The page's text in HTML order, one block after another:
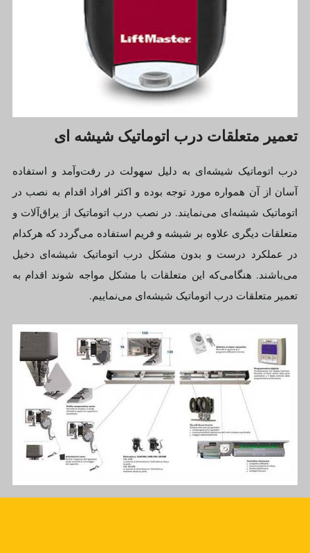
تعمیر متعلقات درب اتوماتیک شیشه ای
درب اتوماتیک شیشه‌ای به دلیل سهولت در رفت‌وآمد و استفاده
آسان از آن همواره مورد توجه بوده و اکثر افراد اقدام به نصب در
اتوماتیک شیشه‌ای می‌نمایند. در نصب درب اتوماتیک از یراق‌آلات و
متعلقات دیگری علاوه بر شیشه و فریم استفاده می‌گردد که هرکدام
در عملکرد درست و بدون مشکل درب اتوماتیک شیشه‌ای دخیل
می‌باشند. هنگامی‌که این متعلقات با مشکل مواجه شوند اقدام به
تعمیر متعلقات درب اتوماتیک شیشه‌ای می‌نماییم.